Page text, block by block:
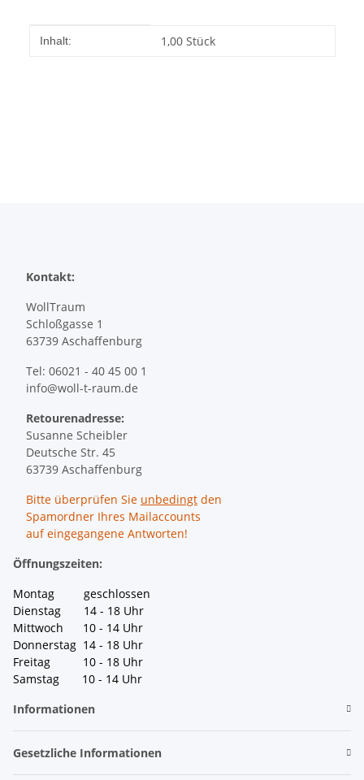
Produkteigenschaft
Wert
Inhalt: 1,00 Stück
Kontakt:
WollTraum
Schloßgasse 1
63739 Aschaffenburg
Tel: 06021 - 40 45 00 1
info@woll-t-raum.de
Retourenadresse:
Susanne Scheibler
Deutsche Str. 45
63739 Aschaffenburg
Bitte überprüfen Sie unbedingt den
Spamordner Ihres Mailaccounts
auf eingegangene Antworten!
Öffnungszeiten:
Montag geschlossen
Dienstag 14 - 18 Uhr
Mittwoch 10 - 14 Uhr
Donnerstag 14 - 18 Uhr
Freitag 10 - 18 Uhr
Samstag 10 - 14 Uhr
Informationen
Gesetzliche Informationen